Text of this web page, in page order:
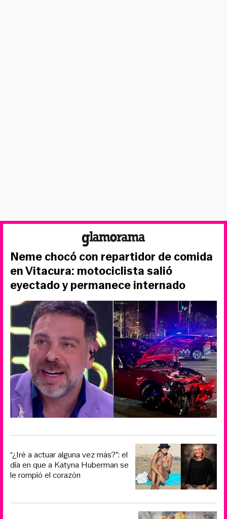
Neme chocó con repartidor de comida
en Vitacura: motociclista salió
eyectado y permanece internado
“¿Iré a actuar alguna vez más?”: el
día en que a Katyna Huberman se
le rompió el corazón